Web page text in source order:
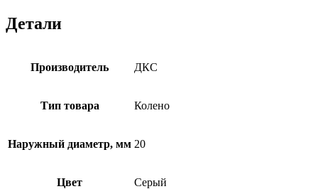
Детали
Производитель ДКС
Тип товара Колено
Наружный диаметр, мм 20
Цвет Серый